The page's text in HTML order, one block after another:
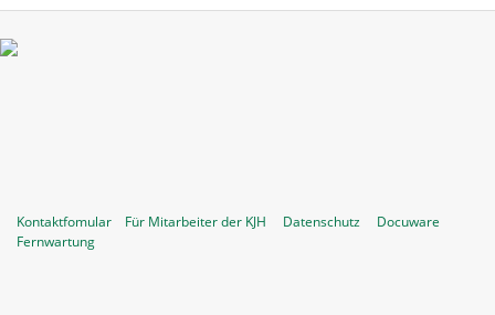
Kontaktfomular Für Mitarbeiter der KJH Datenschutz
Docuware
Fernwartung